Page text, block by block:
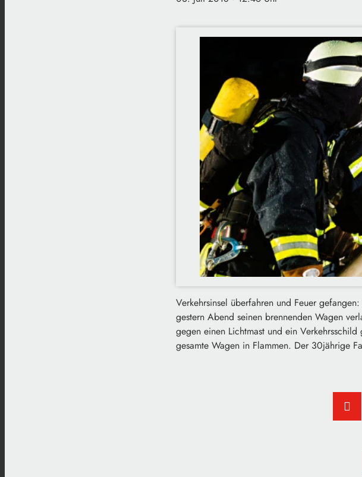
Verkehrsinsel überfahren und Feuer
gestern Abend seinen brennenden Wagen
gegen einen Lichtmast und ein
gesamte Wagen in Flammen. Der 30jährige